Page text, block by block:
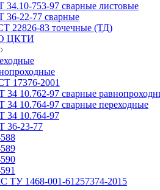
753-97 сварные листовые
22-77 сварные
22826-83 точечные (ТД)
ЦКТИ
17376-2001
10.762-97 сварные
10.764-97 сварные переходные
34 10.764-97
36-23-77
ТУ 1468-001-61257374-2015